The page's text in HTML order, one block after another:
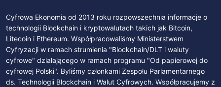
Cyfrowa Ekonomia od 2013 roku rozpowszechnia informacje o
technologii Blockchain i kryptowalutach takich jak Bitcoin,
Litecoin i Ethereum. Współpracowaliśmy Ministerstwem
Cyfryzacji w ramach strumienia "Blockchain/DLT i waluty
cyfrowe" działającego w ramach programu "Od papierowej do
cyfrowej Polski". Byliśmy członkami Zespołu Parlamentarnego
ds. Technologii Blockchain i Walut Cyfrowych. Współpracujemy z